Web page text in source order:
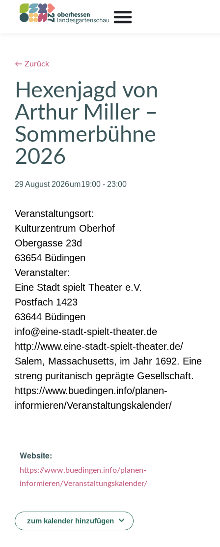
← Zurück
Hexenjagd von
Arthur Miller –
Sommerbühne
2026
29 August 2026 19:00 - 23:00
Veranstaltungsort:
Kulturzentrum Oberhof
Obergasse 23d
63654 Büdingen
Veranstalter:
Eine Stadt spielt Theater e.V.
Postfach 1423
63644 Büdingen
info@eine-stadt-spielt-theater.de
http://www.eine-stadt-spielt-theater.de/
Salem, Massachusetts, im Jahr 1692. Eine
streng puritanisch geprägte Gesellschaft.
https://www.buedingen.info/planen-
informieren/Veranstaltungskalender/
Website:
https://www.buedingen.info/planen-
informieren/Veranstaltungskalender/
zum kalender hinzufügen